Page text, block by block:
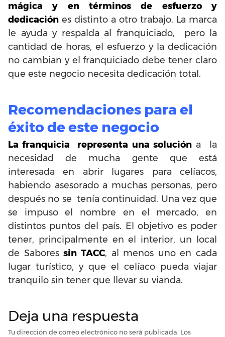
mágica y en términos de esfuerzo y
dedicación es distinto a otro trabajo. La marca
le ayuda y respalda al franquiciado, pero la
cantidad de horas, el esfuerzo y la dedicación
no cambian y el franquiciado debe tener claro
que este negocio necesita dedicación total.
Recomendaciones para el
éxito de este negocio
La franquicia representa una solucióna la
necesidad de mucha gente que está
interesada en abrir lugares para celíacos,
habiendo asesorado a muchas personas, pero
después no se tenía continuidad. Una vez que
se impuso el nombre en el mercado, en
distintos puntos del país. El objetivo es poder
tener, principalmente en el interior, un local
de Saboressin TACC, al menos uno en cada
lugar turístico, y que el celíaco pueda viajar
tranquilo sin tener que llevar su vianda.
Deja una respuesta
Tu dirección de correo electrónico no será publicada. Los